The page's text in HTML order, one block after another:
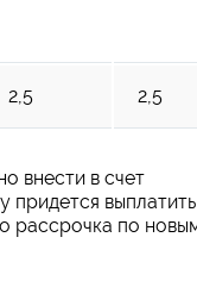
2,5 2,5
внести в счет
рассрочка по